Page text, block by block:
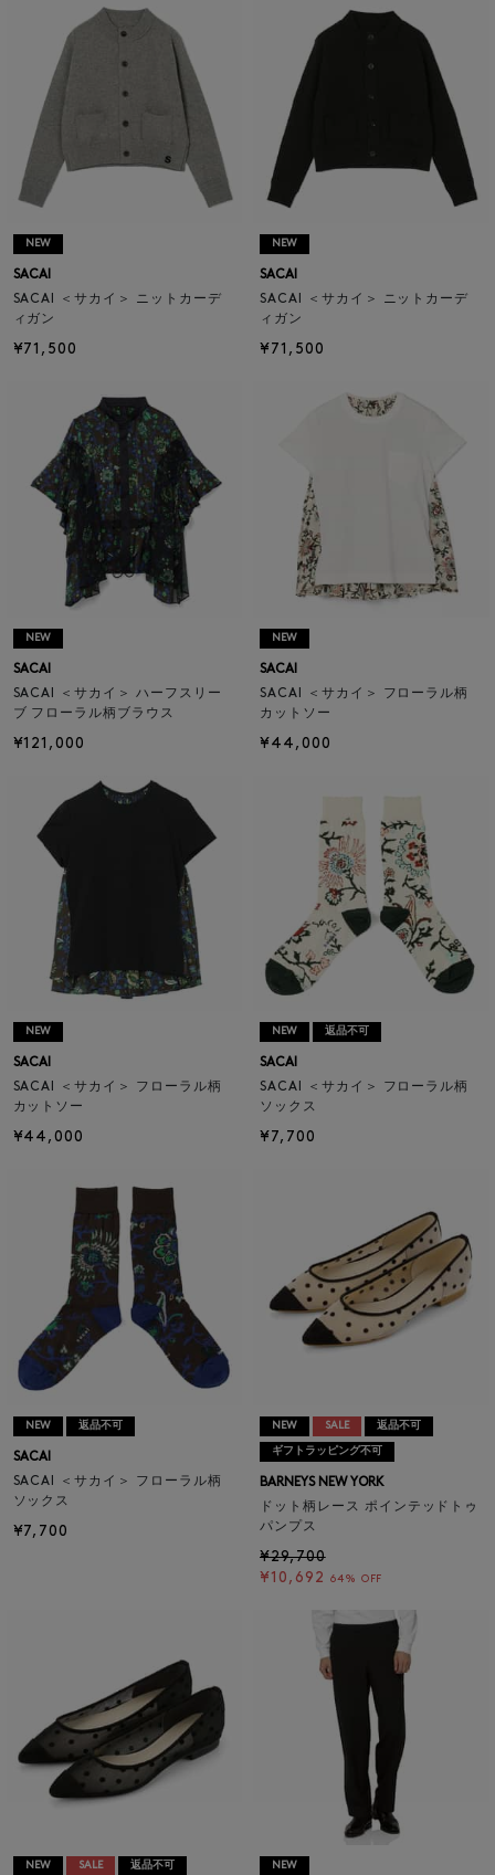
NEW
SACAI
SACAI ＜サカイ＞ ニットカーデ
ィガン
¥71,500
NEW
SACAI
SACAI ＜サカイ＞ ニットカーデ
ィガン
¥71,500
NEW
SACAI
SACAI ＜サカイ＞ ハーフスリー
ブ フローラル柄ブラウス
¥121,000
NEW
SACAI
SACAI ＜サカイ＞ フローラル柄
カットソー
¥44,000
NEW
SACAI
SACAI ＜サカイ＞ フローラル柄
カットソー
¥44,000
NEW 返品不可
SACAI
SACAI ＜サカイ＞ フローラル柄
ソックス
¥7,700
NEW 返品不可
SACAI
SACAI ＜サカイ＞ フローラル柄
ソックス
¥7,700
NEW SALE 返品不可
ギフトラッピング不可
BARNEYS NEW YORK
ドット柄レース ポインテッドトゥ
パンプス
¥29,700
¥10,692
64% OFF
NEW SALE 返品不可 NEW